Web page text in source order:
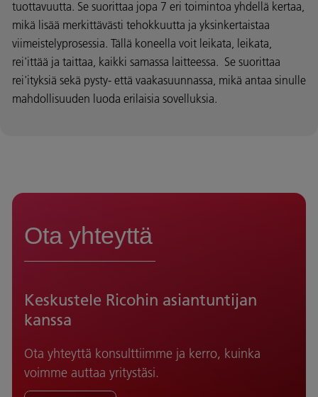
tuottavuutta. Se suorittaa jopa 7 eri toimintoa yhdellä kertaa,
mikä lisää merkittävästi tehokkuutta ja yksinkertaistaa
viimeistelyprosessia. Tällä koneella voit leikata, leikata,
rei'ittää ja taittaa, kaikki samassa laitteessa. Se suorittaa
rei'ityksiä sekä pysty- että vaakasuunnassa, mikä antaa sinulle
mahdollisuuden luoda erilaisia sovelluksia.
Ota yhteyttä
Keskustele Ricohin asiantuntijan
kanssa
Ota yhteyttä konsulttiimme ja kerro, kuinka
voimme auttaa yritystäsi.